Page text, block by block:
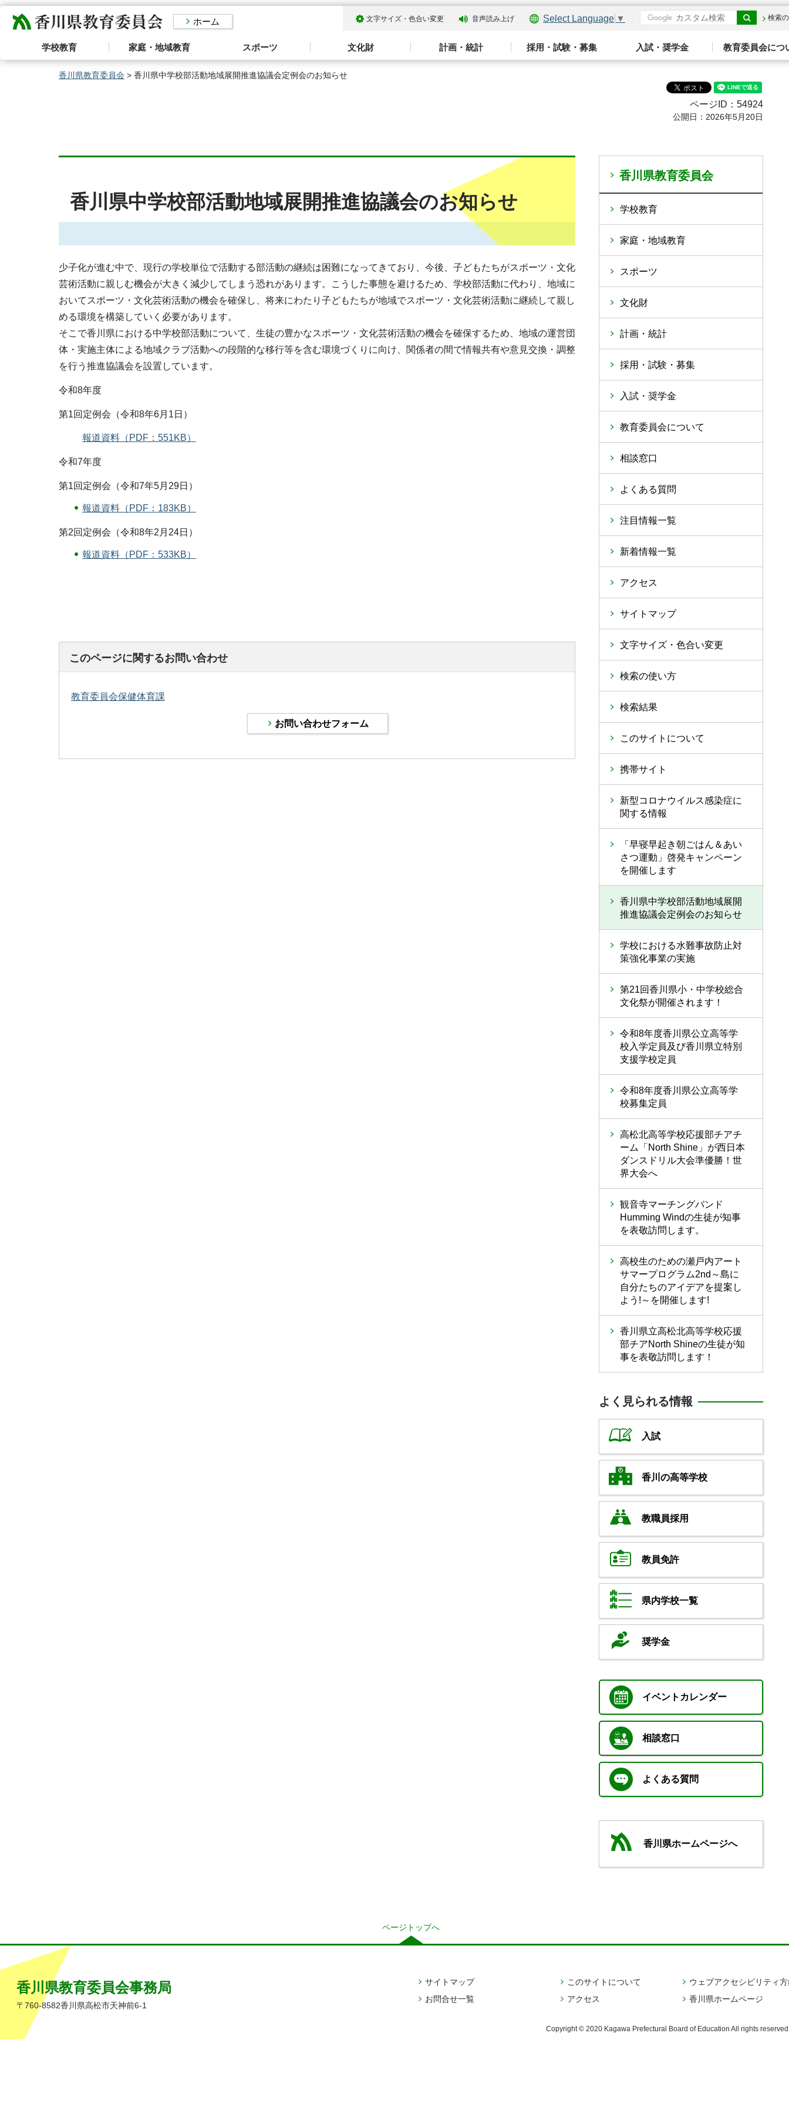
香川県教育委員会 ホーム 文字サイズ・色合い変更 音声読み上げ Select Language ▼ 検索
学校教育 家庭・地域教育 スポーツ 文化財 計画・統計 採用・試験・募集 入試・奨学金 教育委員会につ
香川県教育委員会 > 香川県中学校部活動地域展開推進協議会定例会のお知らせ
ページID：54924
公開日：2026年5月20日
香川県中学校部活動地域展開推進協議会のお知らせ
少子化が進む中で、現行の学校単位で活動する部活動の継続は困難になってきており、今後、子どもたちがスポーツ・文化
芸術活動に親しむ機会が大きく減少してしまう恐れがあります。こうした事態を避けるため、学校部活動に代わり、地域に
おいてスポーツ・文化芸術活動の機会を確保し、将来にわたり子どもたちが地域でスポーツ・文化芸術活動に継続して親し
める環境を構築していく必要があります。
そこで香川県における中学校部活動について、生徒の豊かなスポーツ・文化芸術活動の機会を確保するため、地域の運営団
体・実施主体による地域クラブ活動への段階的な移行等を含む環境づくりに向け、関係者の間で情報共有や意見交換・調整
を行う推進協議会を設置しています。
令和8年度
第1回定例会（令和8年6月1日）
報道資料（PDF：551KB）
令和7年度
第1回定例会（令和7年5月29日）
報道資料（PDF：183KB）
第2回定例会（令和8年2月24日）
報道資料（PDF：533KB）
このページに関するお問い合わせ
教育委員会保健体育課
香川県教育委員会
学校教育
家庭・地域教育
スポーツ
文化財
計画・統計
採用・試験・募集
入試・奨学金
教育委員会について
相談窓口
よくある質問
注目情報一覧
新着情報一覧
アクセス
サイトマップ
文字サイズ・色合い変更
検索の使い方
検索結果
このサイトについて
携帯サイト
新型コロナウイルス感染症に
関する情報
「早寝早起き朝ごはん＆あい
さつ運動」啓発キャンペーン
を開催します
香川県中学校部活動地域展開
推進協議会定例会のお知らせ
学校における水難事故防止対
策強化事業の実施
第21回香川県小・中学校総合
文化祭が開催されます！
令和8年度香川県公立高等学
校入学定員及び香川県立特別
支援学校定員
令和8年度香川県公立高等学
校募集定員
高松北高等学校応援部チアチ
ーム「North Shine」が西日本
ダンスドリル大会準優勝！世
界大会へ
観音寺マーチングバンド
Humming Windの生徒が知事
を表敬訪問します。
高校生のための瀬戸内アート
サマープログラム2nd～島に
自分たちのアイデアを提案し
よう!～を開催します!
香川県立高松北高等学校応援
部チアNorth Shineの生徒が知
事を表敬訪問します！
よく見られる情報
入試
香川の高等学校
教職員採用
教員免許
県内学校一覧
奨学金
イベントカレンダー
相談窓口
よくある質問
香川県ホームページへ
ページトップへ
香川県教育委員会事務局
〒760-8582香川県高松市天神前6-1
サイトマップ このサイトについて
ウェブアクセシビリティ
お問合せ一覧
アクセス 香川県ホームページ
Copyright © 2020 Kagawa Prefectural Board of Education All rights